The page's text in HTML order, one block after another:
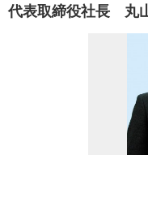
代表取締役社長 丸